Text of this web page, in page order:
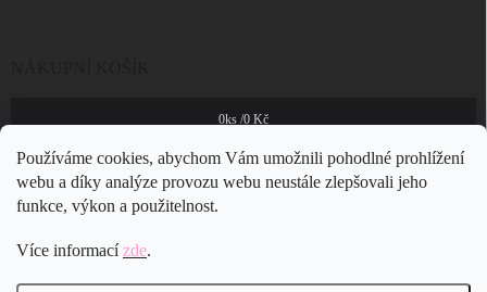
Používáme cookies, abychom Vám umožnili pohodlné prohlížení
webu a díky analýze provozu webu neustále zlepšovali jeho
funkce, výkon a použitelnost.
Více informacízde.
0ks /0 Kč